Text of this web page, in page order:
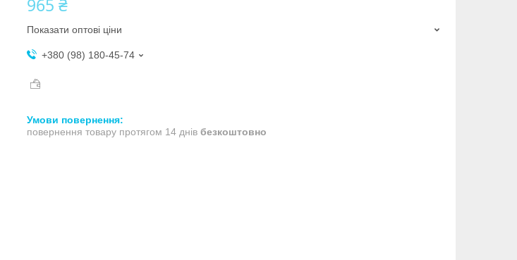
965 ₴
Показати оптові ціни
+380 (98) 180-45-74
повернення товару протягом 14 днів безкоштовно